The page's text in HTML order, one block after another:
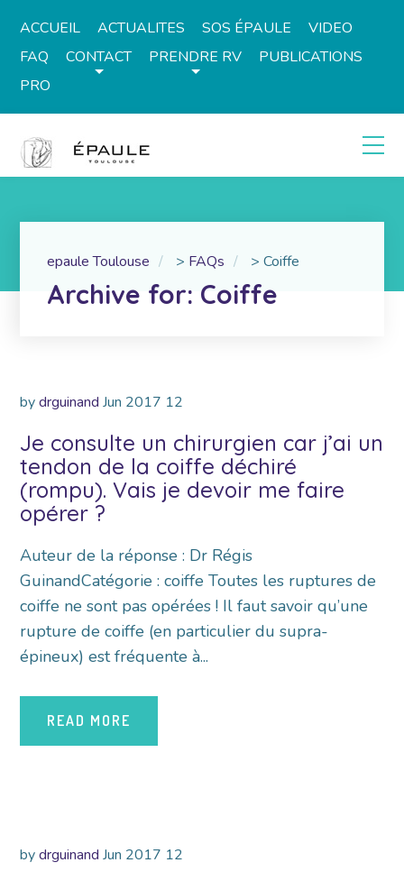
ACCUEIL ACTUALITES SOS ÉPAULE
VIDEO
FAQ
CONTACT PRENDRE RV
PUBLICATIONS
PRO
epaule Toulouse > FAQs >Coiffe
Archive for: Coiffe
by drguinand Jun 2017 12
Je consulte un chirurgien car j’ai un
tendon de la coiffe déchiré
(rompu). Vais je devoir me faire
opérer ?
Auteur de la réponse : Dr Régis
GuinandCatégorie : coiffe Toutes les ruptures de
coiffe ne sont pas opérées ! Il faut savoir qu’une
rupture de coiffe (en particulier du supra-
épineux) est fréquente à...
READ MORE
by drguinand Jun 2017 12